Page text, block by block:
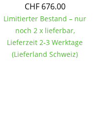
CHF 676.00
Limitierter Bestand – nur
noch 2 x lieferbar,
Lieferzeit 2-3 Werktage
(Lieferland Schweiz)